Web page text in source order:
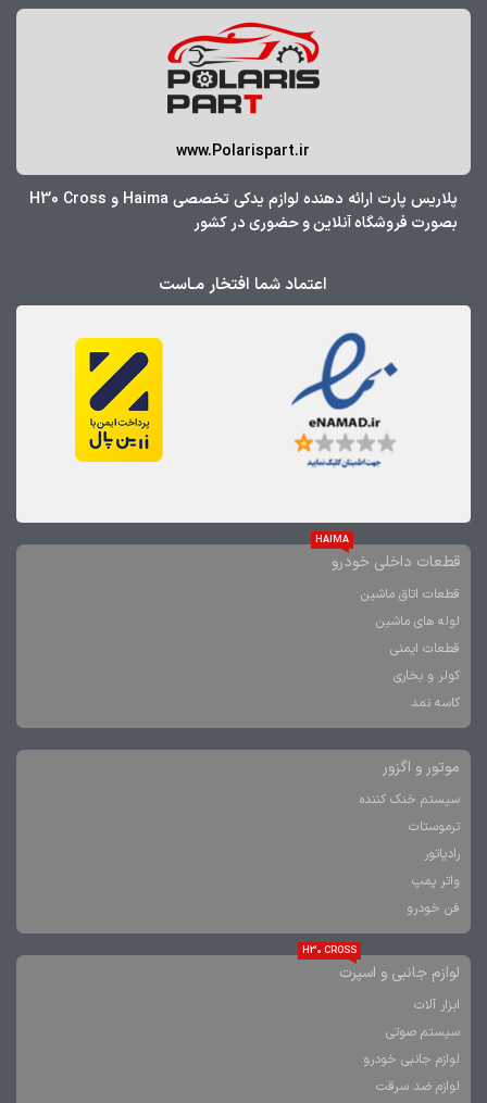
www.Polarispart.ir
پلاریس پارت ارائه دهنده لوازم یدکی تخصصی Haima و H30 Cross
بصورت فروشگاه آنلاین و حضوری در کشور
اعتماد شما افتخار مـاست
قطعات داخلی خودرو
HAIMA
قطعات اتاق ماشین
لوله های ماشین
قطعات ایمنی
کولر و بخاری
کاسه نمد
موتور و اگزور
سیستم خنک کننده
ترموستات
رادیاتور
واتر پمپ
فن خودرو
لوازم جانبی و اسپرت
H30 CROSS
ابزار آلات
سیستم صوتی
لوازم جانبی خودرو
لوازم ضد سرقت